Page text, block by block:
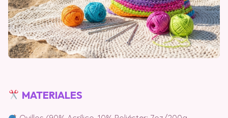
MATERIALES